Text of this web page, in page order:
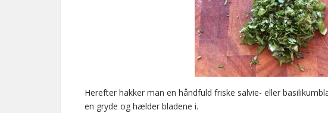
Herefter hakker man en håndfuld friske salvie- eller
en gryde og hælder bladene i.